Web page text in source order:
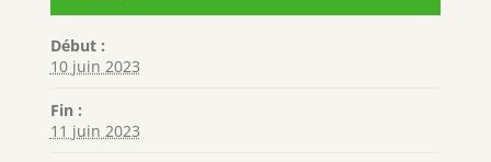
Début :
10 juin 2023
Fin :
11 juin 2023